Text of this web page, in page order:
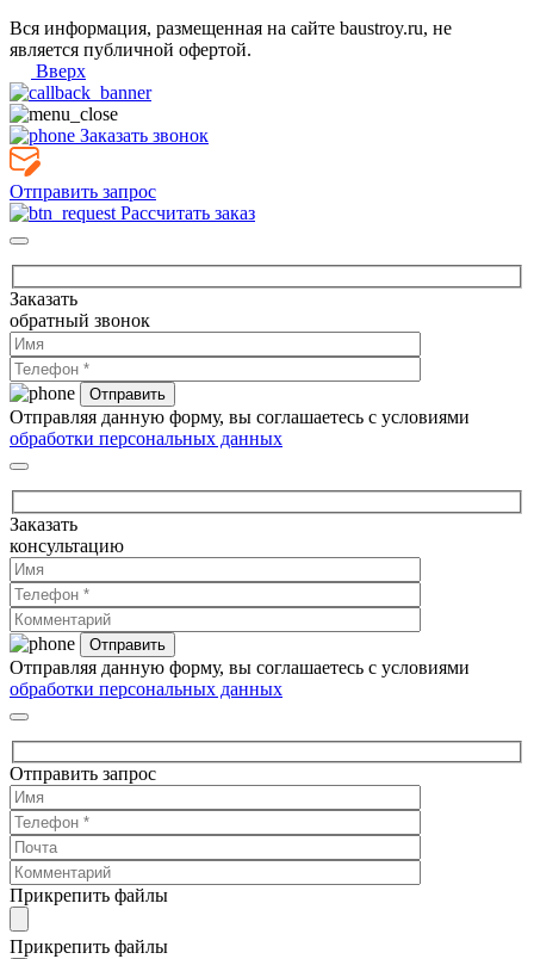
Вся информация, размещенная на сайте baustroy.ru, не
является публичной офертой.
Вверх
Заказать звонок
Отправить запрос
Рассчитать заказ
Заказать
обратный звонок
Отправляя данную форму, вы соглашаетесь с условиями
обработки персональных данных
Заказать
консультацию
Отправляя данную форму, вы соглашаетесь с условиями
обработки персональных данных
Отправить запрос
Прикрепить файлы
Прикрепить файлы